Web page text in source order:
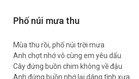
Phố núi mưa thu
Mùa thu rồi, phố núi trời mưa
Anh chợt nhớ vô cùng em yêu dấu
Cây đứng buồn chim không về đậu
Anh đứng buồn nhớ lại dáng tình xưa